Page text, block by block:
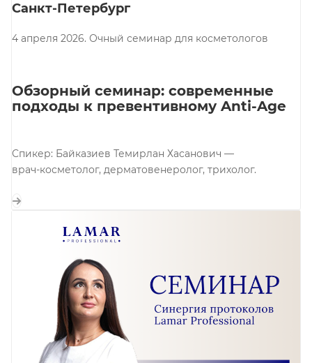
Санкт-Петербург
4 апреля 2026. Очный семинар для косметологов
Обзорный семинар: современные
подходы к превентивному Anti-Age
Спикер: Байказиев Темирлан Хасанович —
врач-косметолог, дерматовенеролог, трихолог.